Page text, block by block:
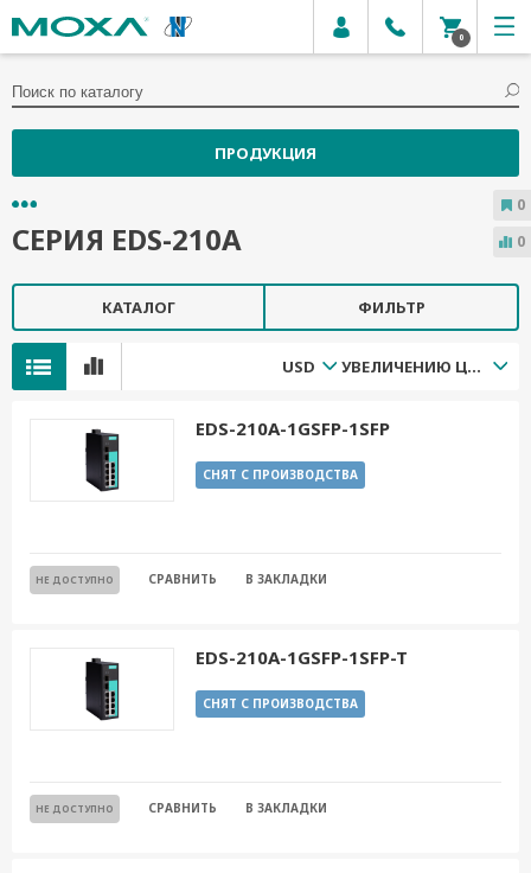
0
ПРОДУКЦИЯ
СЕРИЯ EDS-210A
КАТАЛОГ ФИЛЬТР
USD УВЕЛИЧЕНИЮ ЦЕНЫ
EDS-210A-1GSFP-1SFP
СНЯТ С ПРОИЗВОДСТВА
НЕ ДОСТУПНО СРАВНИТЬ В ЗАКЛАДКИ
EDS-210A-1GSFP-1SFP-T
СНЯТ С ПРОИЗВОДСТВА
НЕ ДОСТУПНО СРАВНИТЬ В ЗАКЛАДКИ
0
0